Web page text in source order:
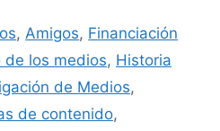
,Amigos, Financiación
de los medios, Historia
de Medios,
de contenido,